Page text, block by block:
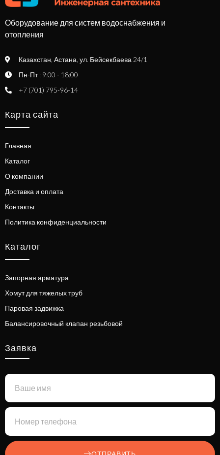
Оборудование для систем водоснабжения и
отопления
Казахстан, Астана, ул. Бейсекбаева 24/1
Пн-Пт : 9:00 - 18:00
+7 (701) 795-96-14
Карта сайта
Главная
Каталог
О компании
Доставка и оплата
Контакты
Политика конфиденциальности
Каталог
Запорная арматура
Хомут для тяжелых труб
Паровая задвижка
Балансировочный клапан резьбовой
Заявка